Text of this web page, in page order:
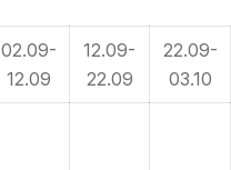
02.09-
12.09
12.09-
22.09
22.09-
03.10